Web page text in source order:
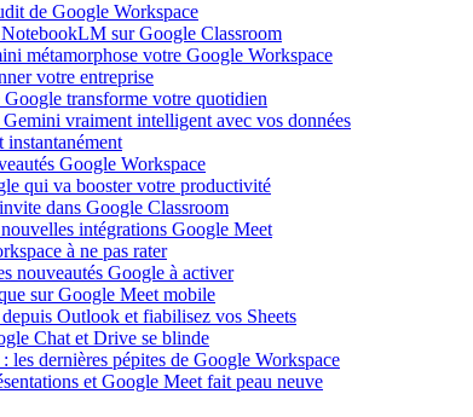
de Google Workspace
sur Google Classroom
métamorphose votre Google Workspace
votre entreprise
transforme votre quotidien
vraiment intelligent avec vos données
Google Workspace
qui va booster votre productivité
dans Google Classroom
intégrations Google Meet
à ne pas rater
nouveautés Google à activer
sur Google Meet mobile
Outlook et fiabilisez vos Sheets
Chat et Drive se blinde
dernières pépites de Google Workspace
et Google Meet fait peau neuve